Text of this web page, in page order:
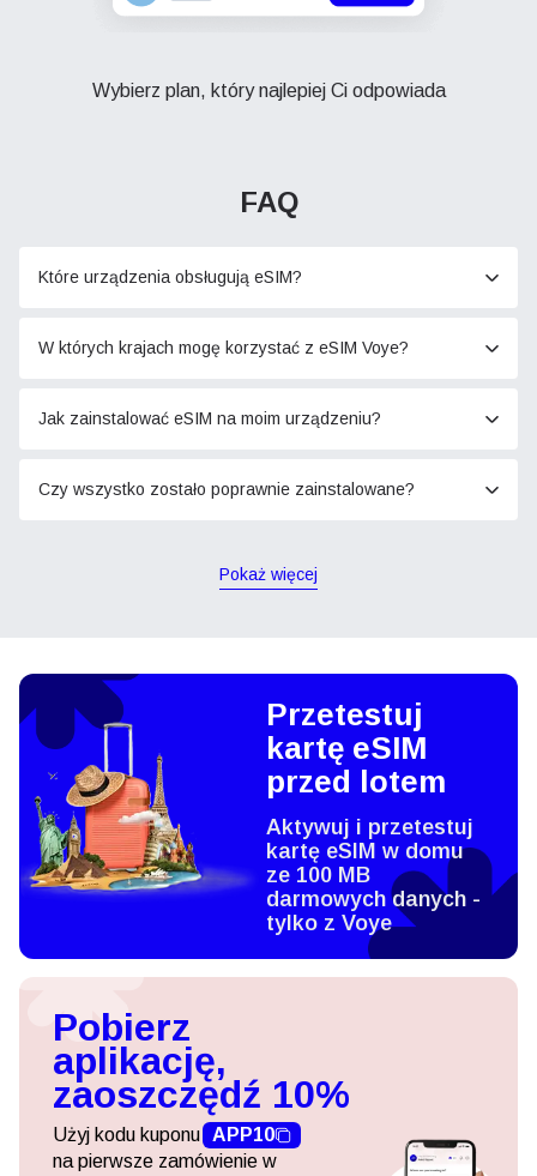
Wybierz plan, który najlepiej Ci odpowiada
FAQ
Które urządzenia obsługują eSIM?
W których krajach mogę korzystać z eSIM Voye?
Jak zainstalować eSIM na moim urządzeniu?
Czy wszystko zostało poprawnie zainstalowane?
Pokaż więcej
Przetestuj
kartę eSIM
przed lotem
Aktywuj i przetestuj
kartę eSIM w domu
ze 100 MB
darmowych danych -
tylko z Voye
Pobierz
aplikację,
zaoszczędź 10%
Użyj kodu kuponu APP10
na pierwsze zamówienie w